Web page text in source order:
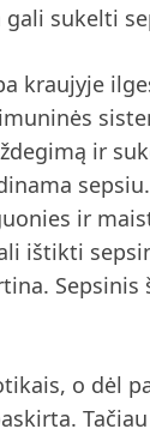
sukelti
kraujyje
ir
ir
ištikti
Sepsinis
o dėl